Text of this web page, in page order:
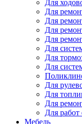
Для
Для
Для
Для
Для
Для
Для
Для
Для
Для
Для
Для работ
Мебель